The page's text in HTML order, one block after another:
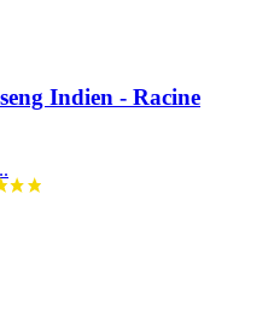
Indien - Racine